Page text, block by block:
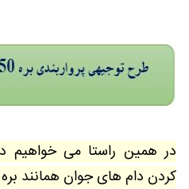
در همین راستا می خواهیم
کردن دام های جوان همانند